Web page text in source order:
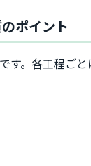
ポイント
。各工程ご